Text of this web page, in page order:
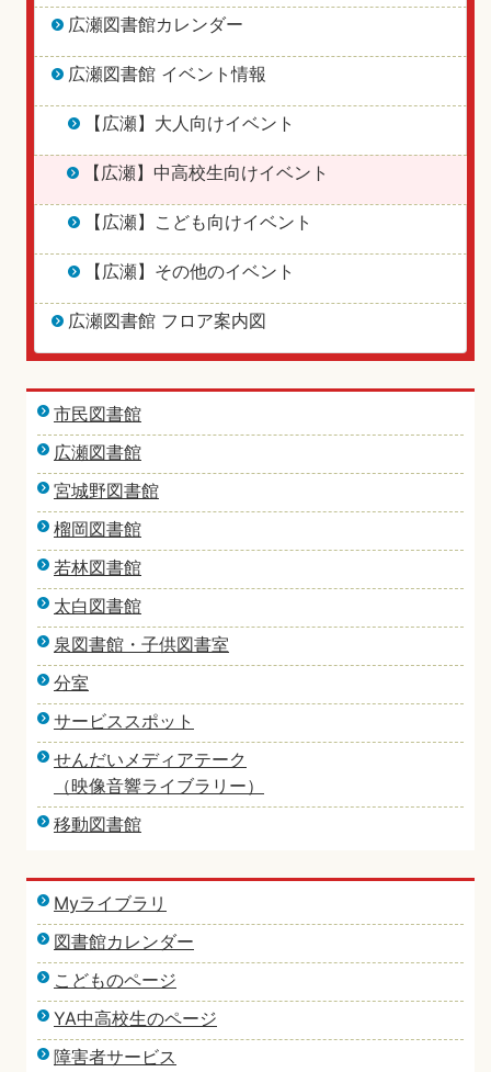
広瀬図書館カレンダー
広瀬図書館 イベント情報
【広瀬】大人向けイベント
【広瀬】中高校生向けイベント
【広瀬】こども向けイベント
【広瀬】その他のイベント
広瀬図書館 フロア案内図
市民図書館
広瀬図書館
宮城野図書館
榴岡図書館
若林図書館
太白図書館
泉図書館・子供図書室
分室
サービススポット
せんだいメディアテーク
（映像音響ライブラリー）
移動図書館
Myライブラリ
図書館カレンダー
こどものページ
YA中高校生のページ
障害者サービス